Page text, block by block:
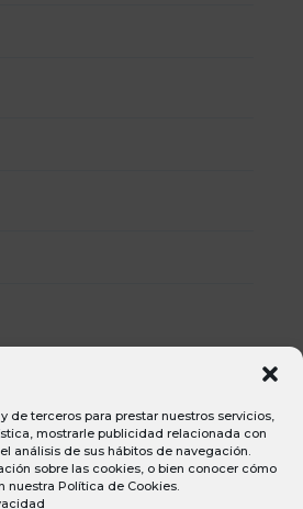
de terceros para prestar nuestros servicios,
mostrarle publicidad relacionada con
análisis de sus hábitos de navegación.
sobre las cookies, o bien conocer cómo
nuestra Política de Cookies.
generales de compra
generales de venta
Canal ético
de privacidad